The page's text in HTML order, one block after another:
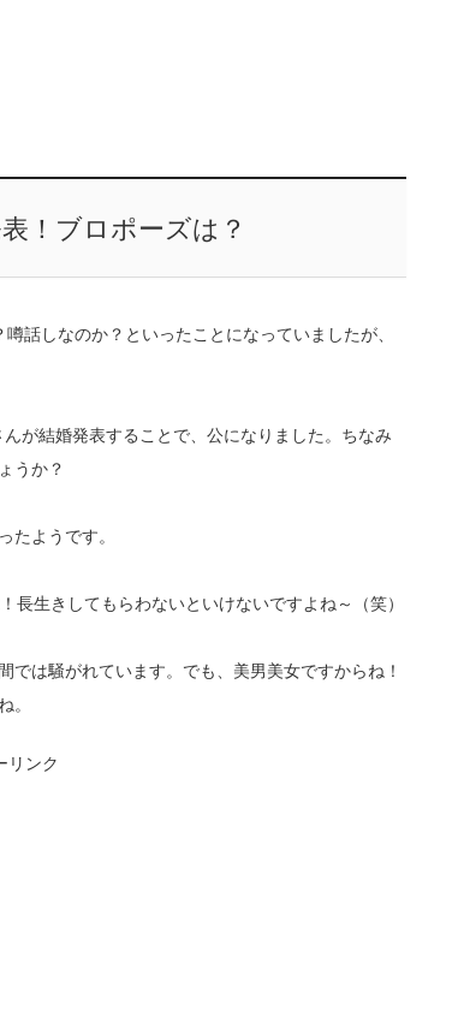
！ブロポーズは？
話しなのか？といったことになっていましたが、
が結婚発表することで、公になりました。ちなみ
うか？
たようです。
生きしてもらわないといけないですよね～（笑）
は騒がれています。でも、美男美女ですからね！
。
リンク